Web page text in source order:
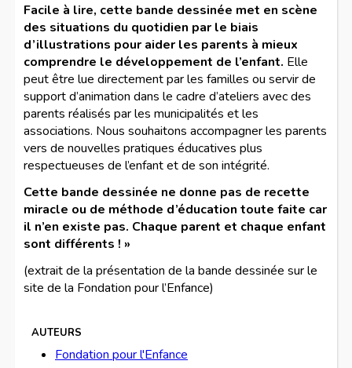
Facile à lire, cette bande dessinée met en scène
des situations du quotidien par le biais
d’illustrations pour aider les parents à mieux
comprendre le développement de l’enfant. Elle
peut être lue directement par les familles ou servir de
support d’animation dans le cadre d’ateliers avec des
parents réalisés par les municipalités et les
associations. Nous souhaitons accompagner les parents
vers de nouvelles pratiques éducatives plus
respectueuses de l’enfant et de son intégrité.
Cette bande dessinée ne donne pas de recette
miracle ou de méthode d’éducation toute faite car
il n’en existe pas. Chaque parent et chaque enfant
sont différents ! »
(extrait de la présentation de la bande dessinée sur le
site de la Fondation pour l’Enfance)
AUTEURS
Fondation pour l'Enfance